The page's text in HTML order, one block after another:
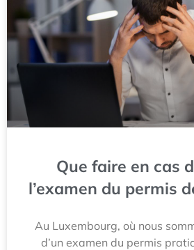
Que faire en cas
l’examen du permis
Au Luxembourg, où nous
d’un examen du permis